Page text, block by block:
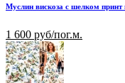
Муслин вискоза с шелком принт
1 600 руб/пог.м.